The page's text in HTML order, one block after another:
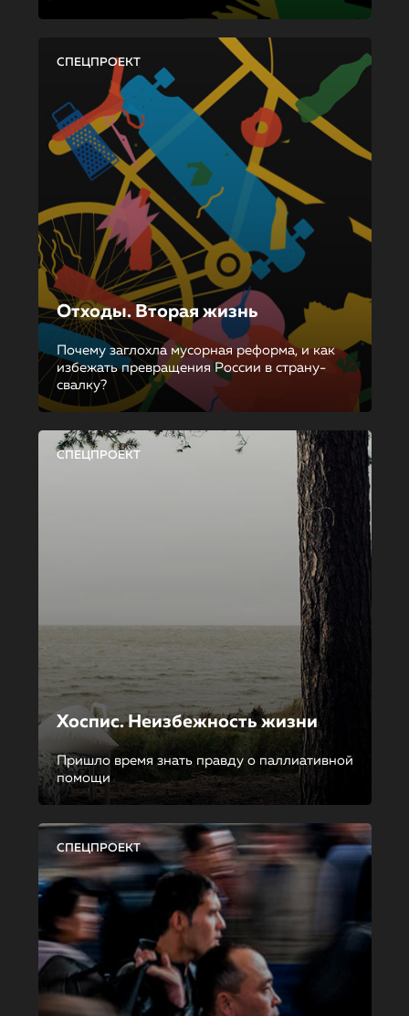
СПЕЦПРОЕКТ
Отходы. Вторая жизнь
Почему заглохла мусорная реформа, и как
избежать превращения России в страну-
свалку?
СПЕЦПРОЕКТ
Хоспис. Неизбежность жизни
Пришло время знать правду о паллиативной
помощи
СПЕЦПРОЕКТ